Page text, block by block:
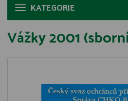
KATEGORIE
Vážky 2001